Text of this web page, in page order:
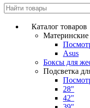
Каталог товаров
Материнские
Asus
Боксы для
Подсветка
28"
42"